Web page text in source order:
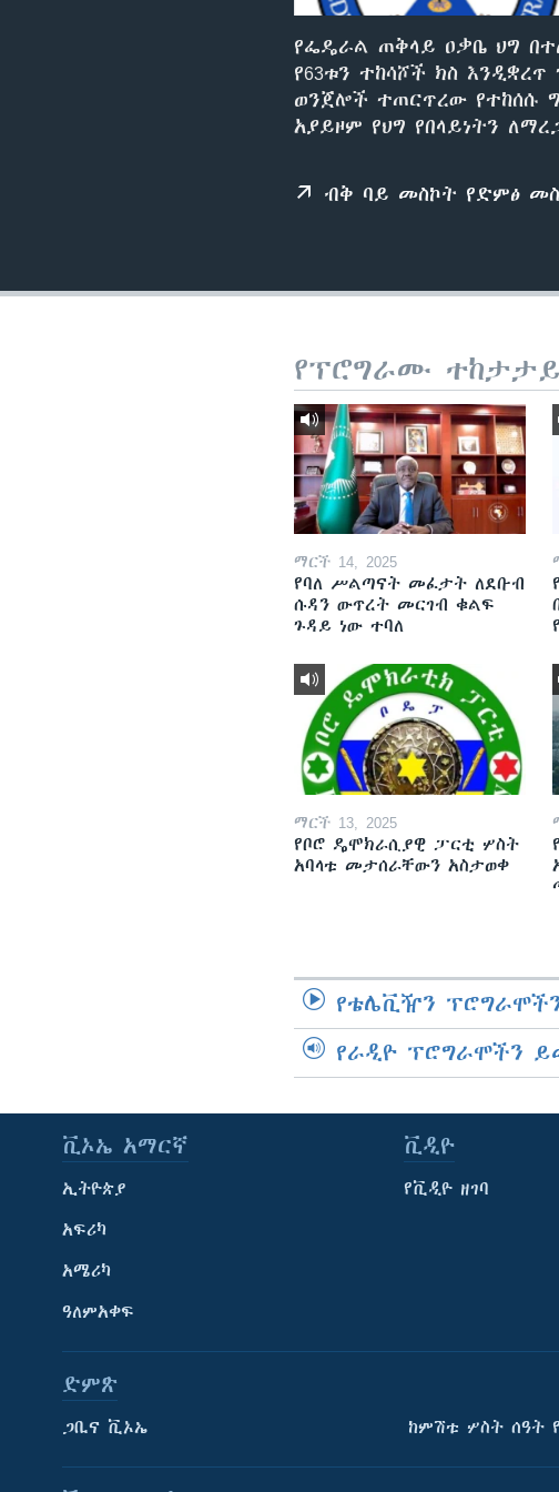
የፌዴራል ጠቅላይ ዐቃቤ ህግ
የ63ቱን ተከሳሾች ክስ
ወንጀሎች ተጠርጥረው የተከሰሱ
አያይዞም የህግ የበላይነትን
ብቅ ባይ መስኮት የድምፅ
የፕሮግራሙ
ማርች 14, 2025
የባለ ሥልጣናት መፈታት ለደቡብ
ሱዳን ውጥረት መርገብ ቁልፍ
ጉዳይ ነው ተባለ
ማርች 13, 2025
የቦሮ ዴሞክራሲያዊ ፓርቲ ሦስት
አባላቱ መታሰራቸውን አስታወቀ
የቴሌቪዥን
የራዲዮ ፕሮግራሞችን
ቪኦኤ አማርኛ
ኢትዮጵያ
አፍሪካ
አሜሪካ
ዓለምአቀፍ
ቪዲዮ
የቪዲዮ ዘገባ
ድምጽ
ጋቢና ቪኦኤ ከምሽቱ ሦስት ሰዓት